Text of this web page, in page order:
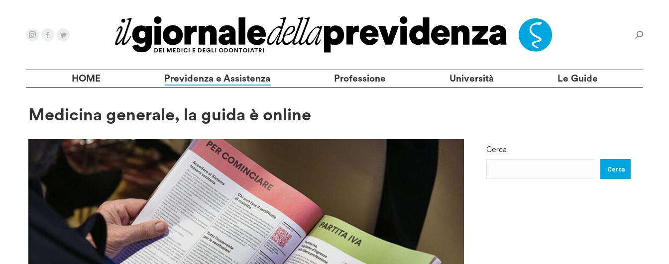
HOME Previdenza e Assistenza Professione Università Le Guide
Medicina generale, la guida è online
Cerca
Cerca